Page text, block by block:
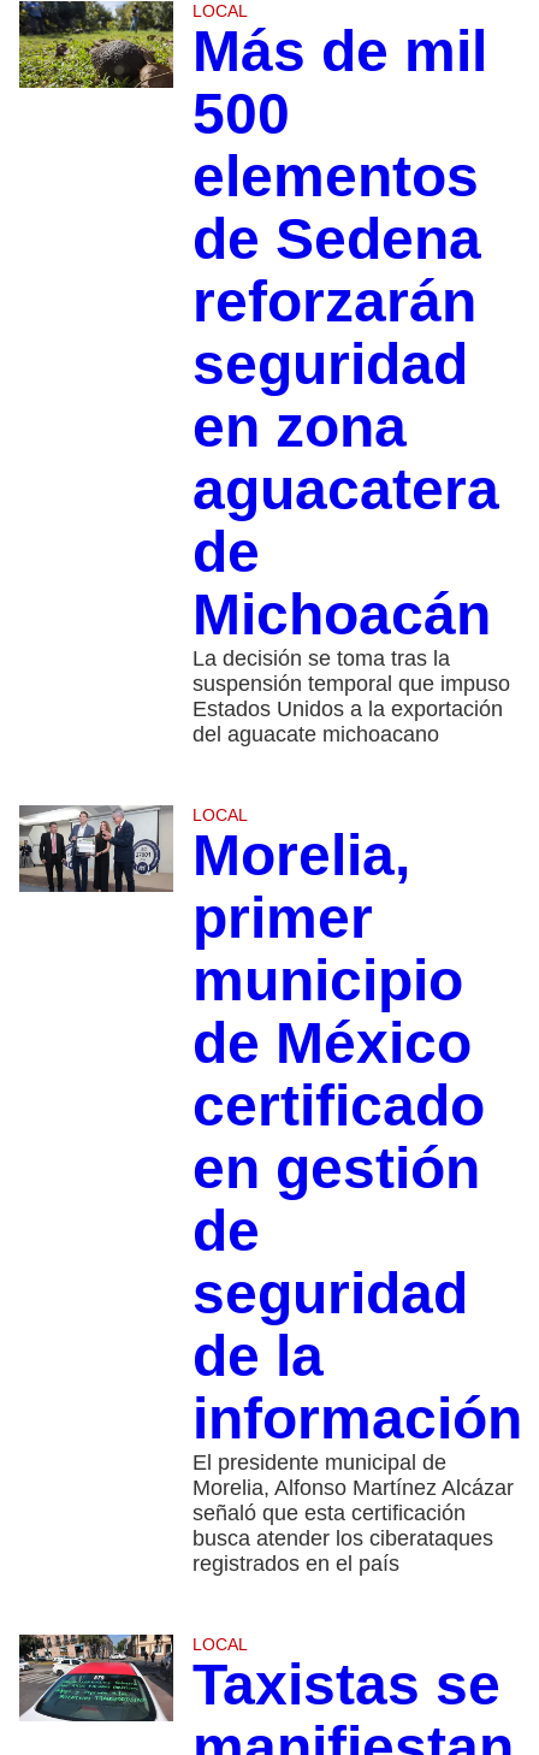
LOCAL
Más de mil
500
elementos
de Sedena
reforzarán
seguridad
en zona
aguacatera
de
Michoacán
La decisión se toma tras la
suspensión temporal que impuso
Estados Unidos a la exportación
del aguacate michoacano
LOCAL
Morelia,
primer
municipio
de México
certificado
en gestión
de
seguridad
de la
información
El presidente municipal de
Morelia, Alfonso Martínez Alcázar
señaló que esta certificación
busca atender los ciberataques
registrados en el país
LOCAL
Taxistas se